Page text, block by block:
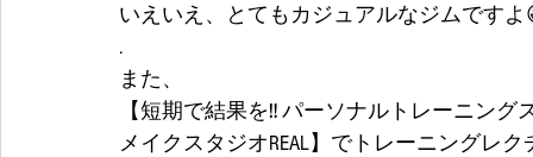
いえいえ、とてもカジュアルなジムですよ
.
また、
【短期で結果を‼️ パーソナルトレーニン
メイクスタジオREAL】でトレーニングレ